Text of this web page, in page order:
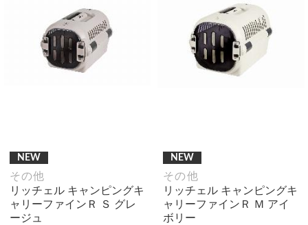
NEW
その他
リッチェル キャンピングキ
ャリーファインＲ Ｓ グレ
ージュ
NEW
その他
リッチェル キャンピングキ
ャリーファインＲ Ｍ アイ
ボリー